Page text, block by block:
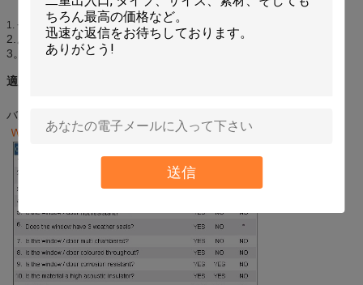
送信
1. 省エネ無類熱絶縁材の性能。
2.よい出現、気密、防水および防音。
3。より多くのサッシュは利用できます。
適用:
バルコニー、別荘、ホテル、等。